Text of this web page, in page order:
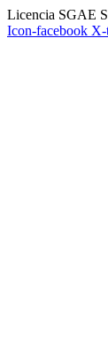
Ir
al
Licencia SGAE
Icon-facebook